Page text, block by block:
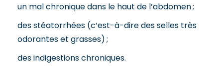
un mal chronique dans le haut de l’abdomen ;
des stéatorrhées (c’est-à-dire des selles très
odorantes et grasses) ;
des indigestions chroniques.